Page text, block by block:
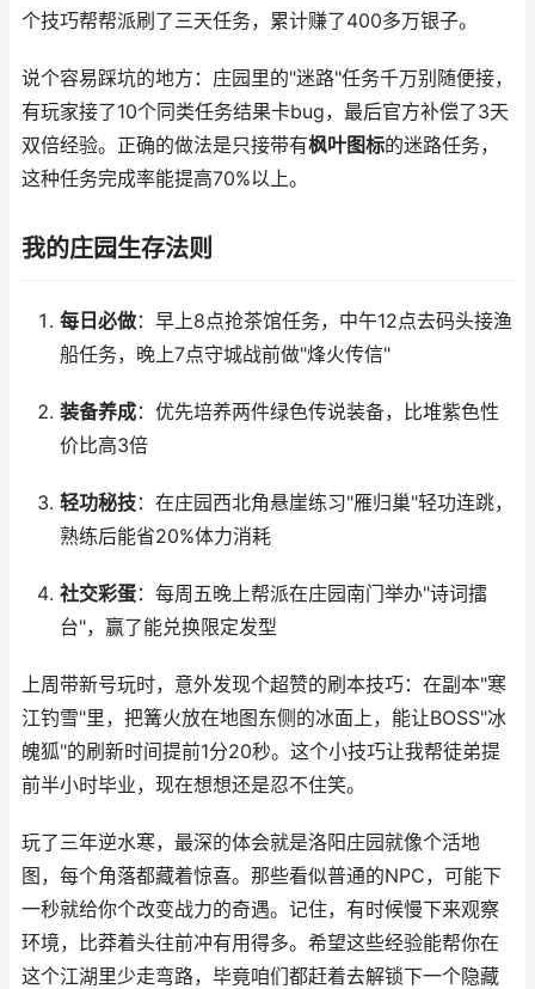
个技巧帮帮派刷了三天任务，累计赚了400多万银子。
说个容易踩坑的地方：庄园里的"迷路"任务千万别随便接，
有玩家接了10个同类任务结果卡bug，最后官方补偿了3天
双倍经验。正确的做法是只接带有枫叶图标的迷路任务，
这种任务完成率能提高70%以上。
我的庄园生存法则
每日必做：早上8点抢茶馆任务，中午12点去码头接渔
船任务，晚上7点守城战前做"烽火传信"
装备养成：优先培养两件绿色传说装备，比堆紫色性
价比高3倍
轻功秘技：在庄园西北角悬崖练习"雁归巢"轻功连跳，
熟练后能省20%体力消耗
社交彩蛋：每周五晚上帮派在庄园南门举办"诗词擂
台"，赢了能兑换限定发型
上周带新号玩时，意外发现个超赞的刷本技巧：在副本"寒
江钓雪"里，把篝火放在地图东侧的冰面上，能让BOSS"冰
魄狐"的刷新时间提前1分20秒。这个小技巧让我帮徒弟提
前半小时毕业，现在想想还是忍不住笑。
玩了三年逆水寒，最深的体会就是洛阳庄园就像个活地
图，每个角落都藏着惊喜。那些看似普通的NPC，可能下
一秒就给你个改变战力的奇遇。记住，有时候慢下来观察
环境，比莽着头往前冲有用得多。希望这些经验能帮你在
这个江湖里少走弯路，毕竟咱们都赶着去解锁下一个隐藏